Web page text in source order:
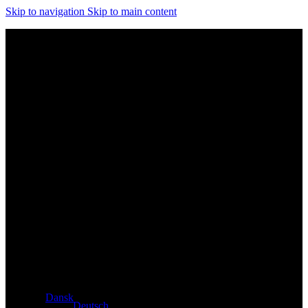
Skip to navigation Skip to main content
Dansk
Deutsch